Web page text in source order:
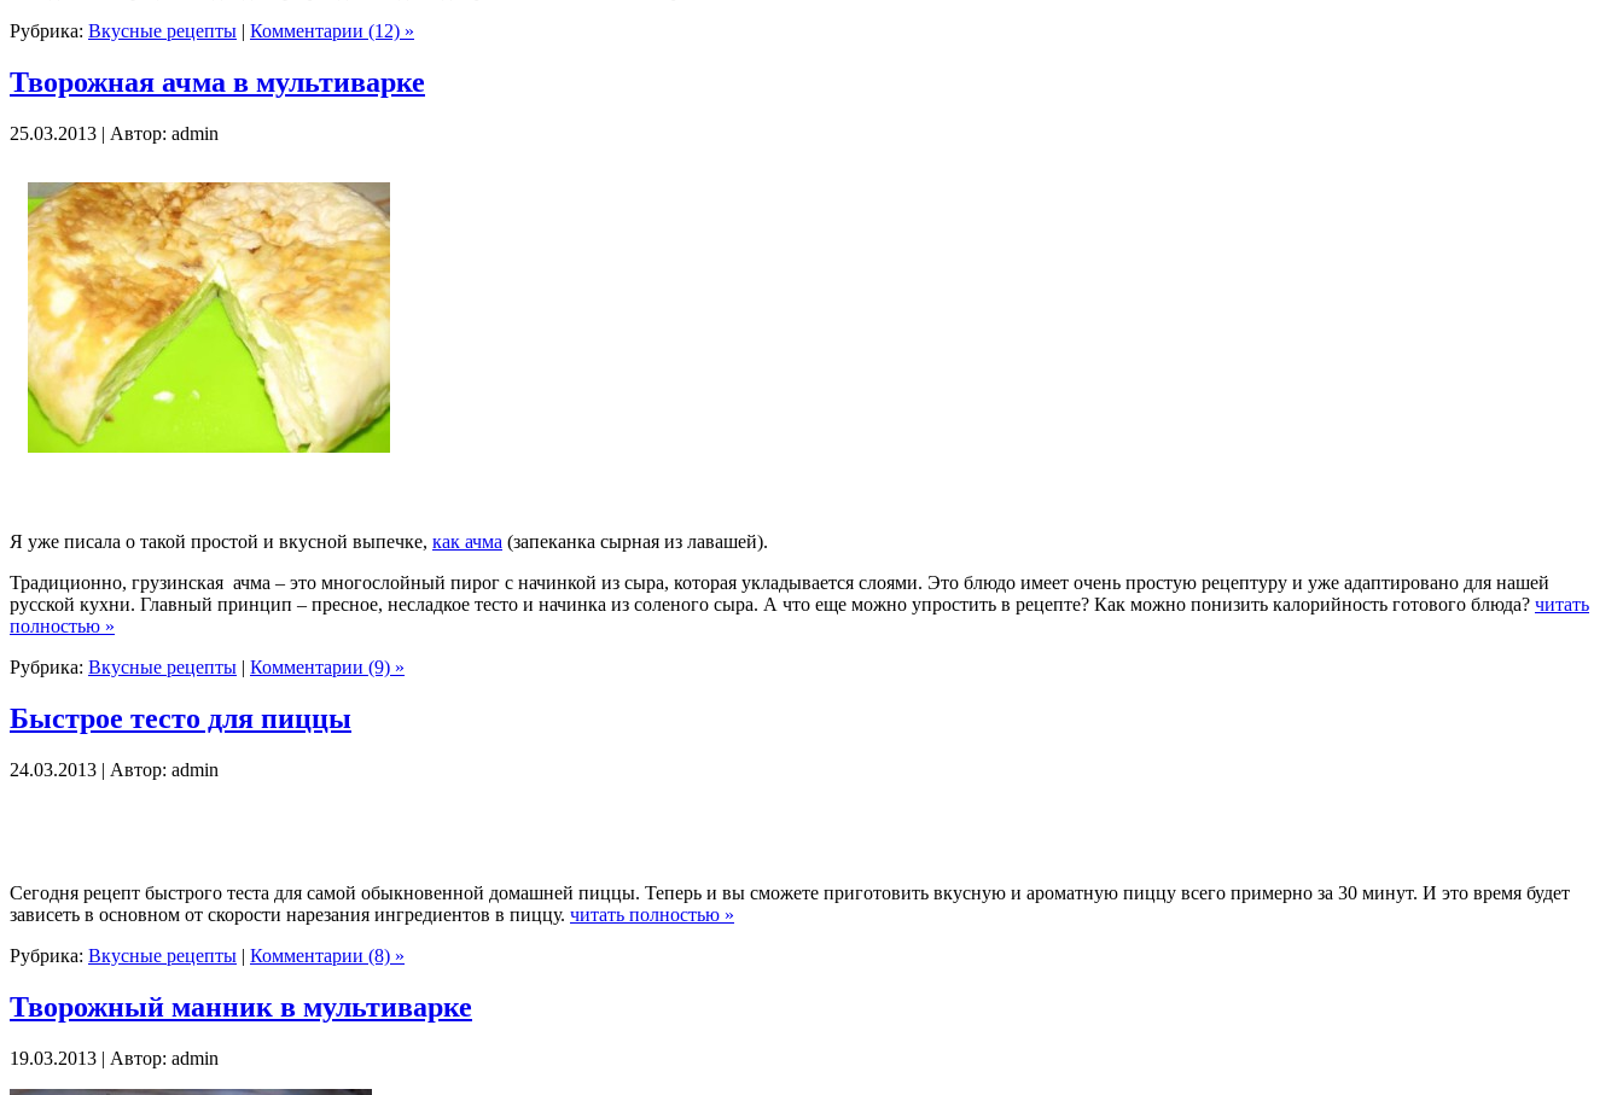
Рубрика: Вкусные рецепты | Комментарии (12) »
Творожная ачма в мультиварке
25.03.2013 | Автор: admin
Я уже писала о такой простой и вкусной выпечке, как ачма (запеканка сырная из лавашей).
Традиционно, грузинская ачма – это многослойный пирог с начинкой из сыра, которая укладывается слоями. Это блюдо имеет очень простую рецептуру и уже адаптировано для нашей
русской кухни. Главный принцип – пресное, несладкое тесто и начинка из соленого сыра. А что еще можно упростить в рецепте? Как можно понизить калорийность готового блюда? читать
полностью »
Рубрика: Вкусные рецепты | Комментарии (9) »
Быстрое тесто для пиццы
24.03.2013 | Автор: admin
Сегодня рецепт быстрого теста для самой обыкновенной домашней пиццы. Теперь и вы сможете приготовить вкусную и ароматную пиццу всего примерно за 30 минут. И это время будет
зависеть в основном от скорости нарезания ингредиентов в пиццу. читать полностью »
Рубрика: Вкусные рецепты | Комментарии (8) »
Творожный манник в мультиварке
19.03.2013 | Автор: admin